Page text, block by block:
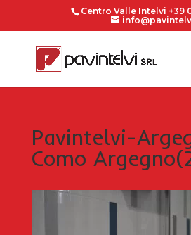
Centro Valle Intelvi +39
Pavintelvi-
Como